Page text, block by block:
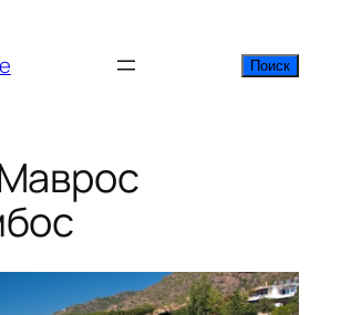
Поиск
Поиск